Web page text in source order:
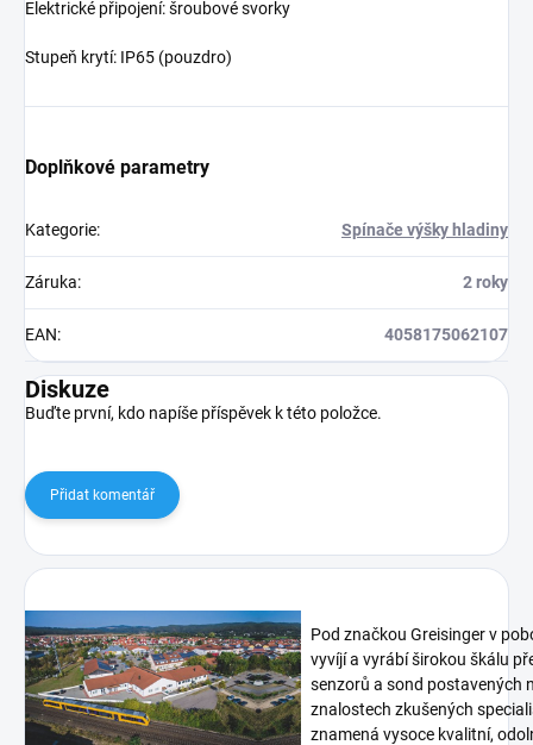
Elektrické připojení: šroubové svorky
Stupeň krytí: IP65 (pouzdro)
Doplňkové parametry
Kategorie: Spínače výšky hladiny
Záruka: 2 roky
EAN: 4058175062107
Diskuze
Buďte první, kdo napíše příspěvek k této položce.
Přidat komentář
Pod značkou Greisinger v
vyvíjí a vyrábí širokou škálu
senzorů a sond postavených
znalostech zkušených
znamená vysoce kvalitní,